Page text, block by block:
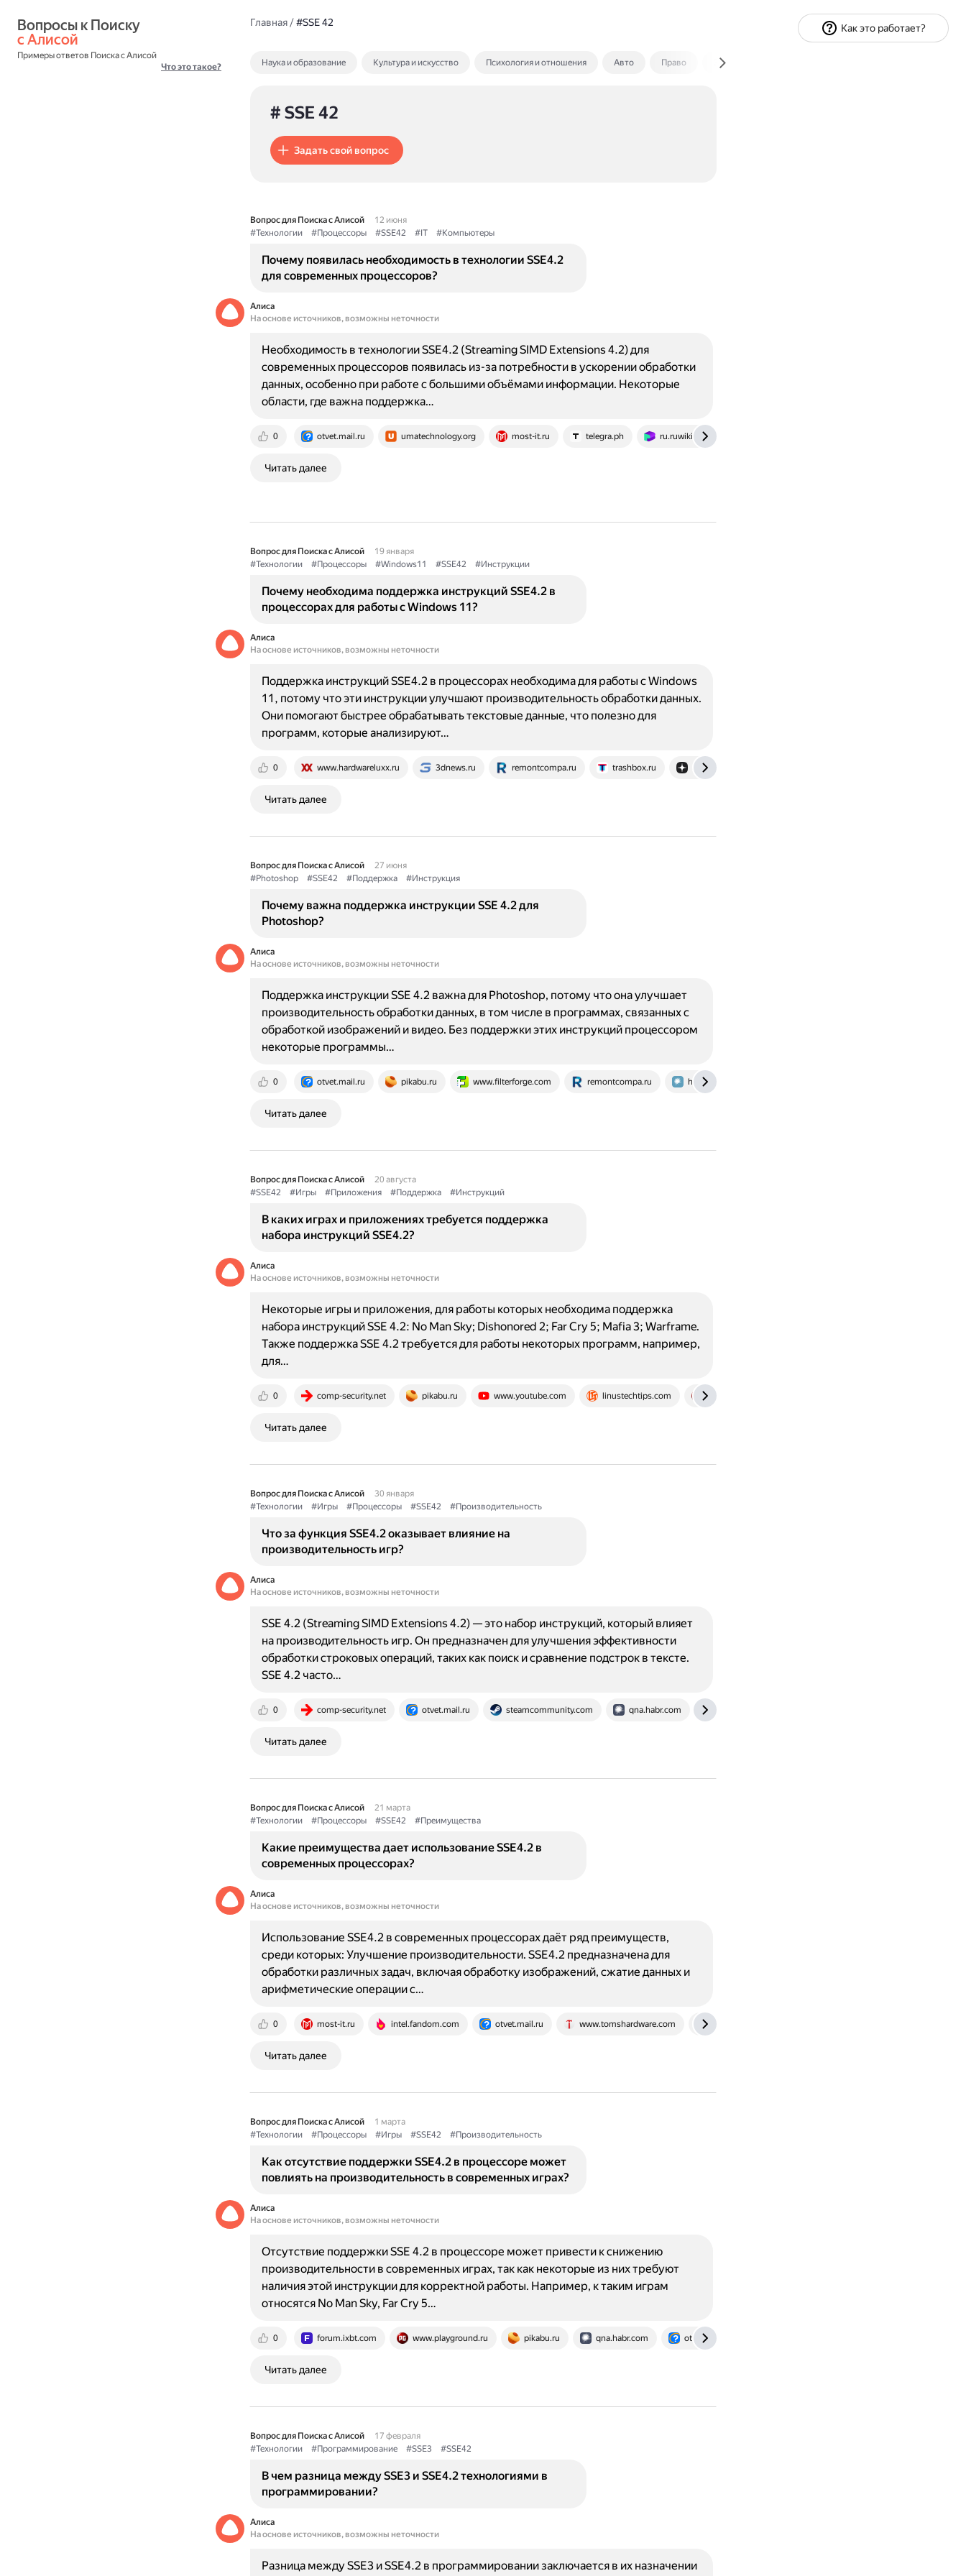
с Алисой
Примеры ответов Поиска с Алисой
Что это такое?
Главная/#SSE 42
Наука и образование Культура и искусство Психология и отношения Авто Право Экономика и финансы
# SSE 42
Задать свой вопрос
Вопрос для Поиска с Алисой
12 июня
#Технологии
#Процессоры #SSE42 #IT #Компьютеры
Почему появилась необходимость в технологии SSE4.2
для современных процессоров?
Алиса
На основе источников, возможны неточности
0 otvet.mail.ru umatechnology.org most-it.ru telegra.ph ru.ruwiki.ru
Необходимость в технологии SSE4.2 (Streaming SIMD Extensions 4.2) для
современных процессоров появилась из-за потребности в ускорении обработки
данных, особенно при работе с большими объёмами информации. Некоторые
области, где важна поддержка…
Читать далее
Вопрос для Поиска с Алисой
19 января
#Технологии
#Процессоры #Windows11 #SSE42 #Инструкции
Почему необходима поддержка инструкций SSE4.2 в
процессорах для работы с Windows 11?
Алиса
На основе источников, возможны неточности
0 www.hardwareluxx.ru 3dnews.ru remontcompa.ru trashbox.ru dzen.ru
Поддержка инструкций SSE4.2 в процессорах необходима для работы с Windows
11, потому что эти инструкции улучшают производительность обработки данных.
Они помогают быстрее обрабатывать текстовые данные, что полезно для
программ, которые анализируют…
Читать далее
Вопрос для Поиска с Алисой
27 июня
#Photoshop
#SSE42 #Поддержка #Инструкция
Почему важна поддержка инструкции SSE 4.2 для
Photoshop?
Алиса
На основе источников, возможны неточности
0 otvet.mail.ru pikabu.ru www.filterforge.com remontcompa.ru habr.com
Поддержка инструкции SSE 4.2 важна для Photoshop, потому что она улучшает
производительность обработки данных, в том числе в программах, связанных с
обработкой изображений и видео. Без поддержки этих инструкций процессором
некоторые программы…
Читать далее
Вопрос для Поиска с Алисой
20 августа
#SSE42
#Игры #Приложения #Поддержка #Инструкций
В каких играх и приложениях требуется поддержка
набора инструкций SSE4.2?
Алиса
На основе источников, возможны неточности
0 comp-security.net pikabu.ru www.youtube.com linustechtips.com www.playground.ru
Некоторые игры и приложения, для работы которых необходима поддержка
набора инструкций SSE 4.2: No Man Sky; Dishonored 2; Far Cry 5; Mafia 3; Warframe.
Также поддержка SSE 4.2 требуется для работы некоторых программ, например,
для…
Читать далее
Вопрос для Поиска с Алисой
30 января
#Технологии
#Игры #Процессоры #SSE42 #Производительность
Что за функция SSE4.2 оказывает влияние на
производительность игр?
Алиса
На основе источников, возможны неточности
0 comp-security.net otvet.mail.ru steamcommunity.com qna.habr.com
SSE 4.2 (Streaming SIMD Extensions 4.2) — это набор инструкций, который влияет
на производительность игр. Он предназначен для улучшения эффективности
обработки строковых операций, таких как поиск и сравнение подстрок в тексте.
SSE 4.2 часто…
Читать далее
Вопрос для Поиска с Алисой
21 марта
#Технологии
#Процессоры #SSE42 #Преимущества
Какие преимущества дает использование SSE4.2 в
современных процессорах?
Алиса
На основе источников, возможны неточности
0 most-it.ru intel.fandom.com otvet.mail.ru www.tomshardware.com
Использование SSE4.2 в современных процессорах даёт ряд преимуществ,
среди которых: Улучшение производительности. SSE4.2 предназначена для
обработки различных задач, включая обработку изображений, сжатие данных и
арифметические операции с…
Читать далее
Вопрос для Поиска с Алисой
1 марта
#Технологии
#Процессоры #Игры #SSE42 #Производительность
Как отсутствие поддержки SSE4.2 в процессоре может
повлиять на производительность в современных играх?
Алиса
На основе источников, возможны неточности
0 forum.ixbt.com www.playground.ru pikabu.ru qna.habr.com otvet.mail.ru
Отсутствие поддержки SSE 4.2 в процессоре может привести к снижению
производительности в современных играх, так как некоторые из них требуют
наличия этой инструкции для корректной работы. Например, к таким играм
относятся No Man Sky, Far Cry 5…
Читать далее
Вопрос для Поиска с Алисой
17 февраля
#Технологии
#Программирование #SSE3 #SSE42
В чем разница между SSE3 и SSE4.2 технологиями в
программировании?
Алиса
На основе источников, возможны неточности
Разница между SSE3 и SSE4.2 в программировании заключается в их назначении
Как это работает?